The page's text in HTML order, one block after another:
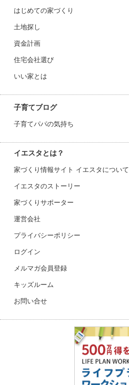
はじめての家づくり
土地探し
資金計画
住宅会社選び
いい家とは
子育てブログ
子育てパパの気持ち
イエスタとは？
家づくり情報サイト イエスタについて
イエスタのストーリー
家づくりサポーター
運営会社
プライバシーポリシー
ログイン
メルマガ会員登録
キッズルーム
お問い合せ